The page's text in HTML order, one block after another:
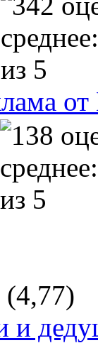
(4,77)
и